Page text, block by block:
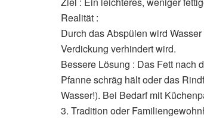
Realität :
Durch das Abspülen wird
Verdickung verhindert wird.
Bessere Lösung : Das Fett nach
Pfanne schräg hält oder das
Wasser!). Bei Bedarf mit
3. Tradition oder